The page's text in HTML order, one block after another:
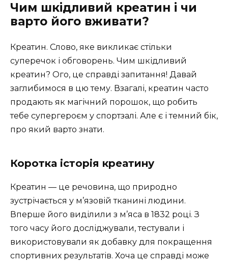
Чим шкідливий креатин і чи
варто його вживати?
Креатин. Слово, яке викликає стільки
суперечок і обговорень. Чим шкідливий
креатин? Ого, це справді запитання! Давай
заглибимося в цю тему. Взагалі, креатин часто
продають як магічний порошок, що робить
тебе супергероєм у спортзалі. Але є і темний бік,
про який варто знати.
Коротка історія креатину
Креатин — це речовина, що природно
зустрічається у м’язовій тканині людини.
Вперше його виділили з м’яса в 1832 році. З
того часу його досліджували, тестували і
використовували як добавку для покращення
спортивних результатів. Хоча це справді може